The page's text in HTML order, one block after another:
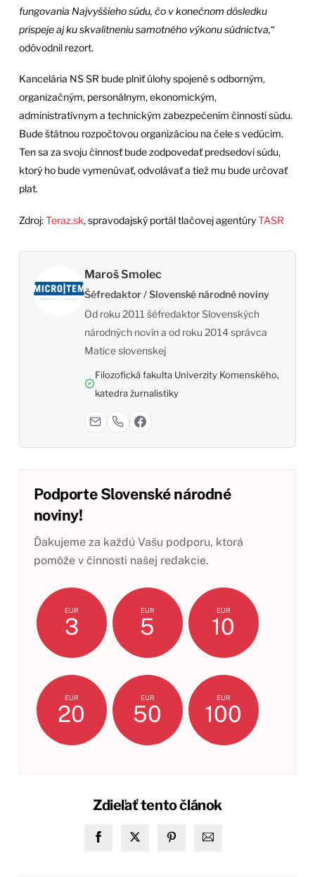
fungovania Najvyššieho súdu, čo v konečnom dôsledku
prispeje aj ku skvalitneniu samotného výkonu súdnictva,“
odôvodnil rezort.
Kancelária NS SR bude plniť úlohy spojené s odborným,
organizačným, personálnym, ekonomickým,
administratívnym a technickým zabezpečením činnosti súdu.
Bude štátnou rozpočtovou organizáciou na čele s vedúcim.
Ten sa za svoju činnosť bude zodpovedať predsedovi súdu,
ktorý ho bude vymenúvať, odvolávať a tiež mu bude určovať
plat.
Zdroj:Teraz.sk, spravodajský portál tlačovej agentúryTASR
Maroš Smolec
Šéfredaktor / Slovenské národné noviny
Od roku 2011 šéfredaktor Slovenských
národných novín a od roku 2014 správca
Matice slovenskej
Filozofická fakulta Univerzity Komenského,
katedra žurnalistiky
Podporte Slovenské národné
noviny!
Ďakujeme za každú Vašu podporu, ktorá
pomôže v činnosti našej redakcie.
EUR
3
EUR
5
EUR
10
EUR
20
EUR
50
EUR
100
Zdieľať tento článok